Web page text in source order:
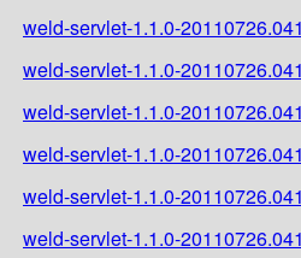
weld-servlet-1.1.0-
weld-servlet-1.1.0-
weld-servlet-1.1.0-
weld-servlet-1.1.0-
weld-servlet-1.1.0-
weld-servlet-1.1.0-